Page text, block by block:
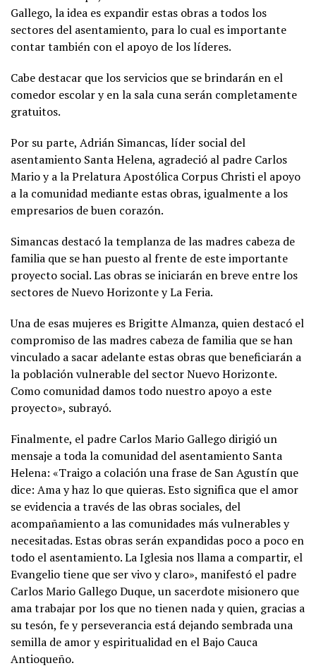
Gallego, la idea es expandir estas obras a todos los
sectores del asentamiento, para lo cual es importante
contar también con el apoyo de los líderes.
Cabe destacar que los servicios que se brindarán en el
comedor escolar y en la sala cuna serán completamente
gratuitos.
Por su parte, Adrián Simancas, líder social del
asentamiento Santa Helena, agradeció al padre Carlos
Mario y a la Prelatura Apostólica Corpus Christi el apoyo
a la comunidad mediante estas obras, igualmente a los
empresarios de buen corazón.
Simancas destacó la templanza de las madres cabeza de
familia que se han puesto al frente de este importante
proyecto social. Las obras se iniciarán en breve entre los
sectores de Nuevo Horizonte y La Feria.
Una de esas mujeres es Brigitte Almanza, quien destacó el
compromiso de las madres cabeza de familia que se han
vinculado a sacar adelante estas obras que beneficiarán a
la población vulnerable del sector Nuevo Horizonte.
Como comunidad damos todo nuestro apoyo a este
proyecto», subrayó.
Finalmente, el padre Carlos Mario Gallego dirigió un
mensaje a toda la comunidad del asentamiento Santa
Helena: «Traigo a colación una frase de San Agustín que
dice: Ama y haz lo que quieras. Esto significa que el amor
se evidencia a través de las obras sociales, del
acompañamiento a las comunidades más vulnerables y
necesitadas. Estas obras serán expandidas poco a poco en
todo el asentamiento. La Iglesia nos llama a compartir, el
Evangelio tiene que ser vivo y claro», manifestó el padre
Carlos Mario Gallego Duque, un sacerdote misionero que
ama trabajar por los que no tienen nada y quien, gracias a
su tesón, fe y perseverancia está dejando sembrada una
semilla de amor y espiritualidad en el Bajo Cauca
Antioqueño.